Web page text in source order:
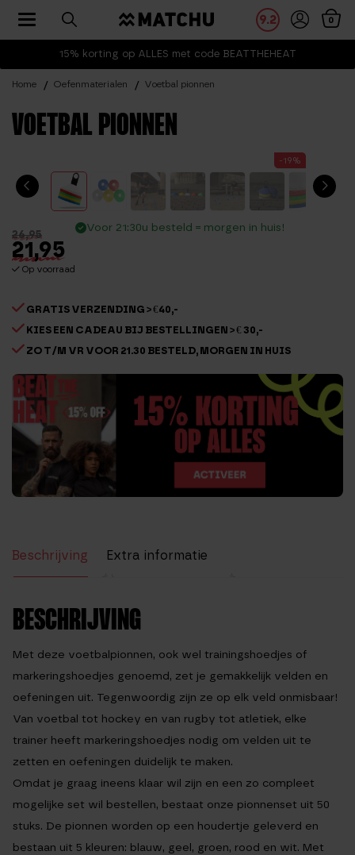
15% korting op ALLES met code BEATTHEHEAT
9.2 0
Toggle navigation
Home Oefenmaterialen Voetbal pionnen
VOETBAL PIONNEN
-19%
26,95
21,95
Op voorraad
Voor 21:30u besteld = morgen in huis!
GRATIS VERZENDING > €40,-
KIES EEN CADEAU BIJ BESTELLINGEN > € 30,-
ZO T/M VR VOOR 21.30 BESTELD, MORGEN IN HUIS
Beschrijving
Extra informatie
BESCHRIJVING
Met deze voetbalpionnen, ook wel trainingshoedjes of
markeringshoedjes genoemd, zet je gemakkelijk velden en
oefeningen uit. Tegenwoordig zijn ze op elk veld onmisbaar!
Van voetbal tot hockey en van rugby tot atletiek, elke
trainer heeft markeringshoedjes nodig om velden uit te
zetten en oefeningen duidelijk te maken.
Omdat je graag ineens klaar wil zijn en een zo compleet
mogelijke set wil bestellen, bestaat onze pionnenset uit 50
stuks. De pionnen worden op een houdertje geleverd en
bestaan uit 5 kleuren: blauw, geel, groen, rood en wit. Met